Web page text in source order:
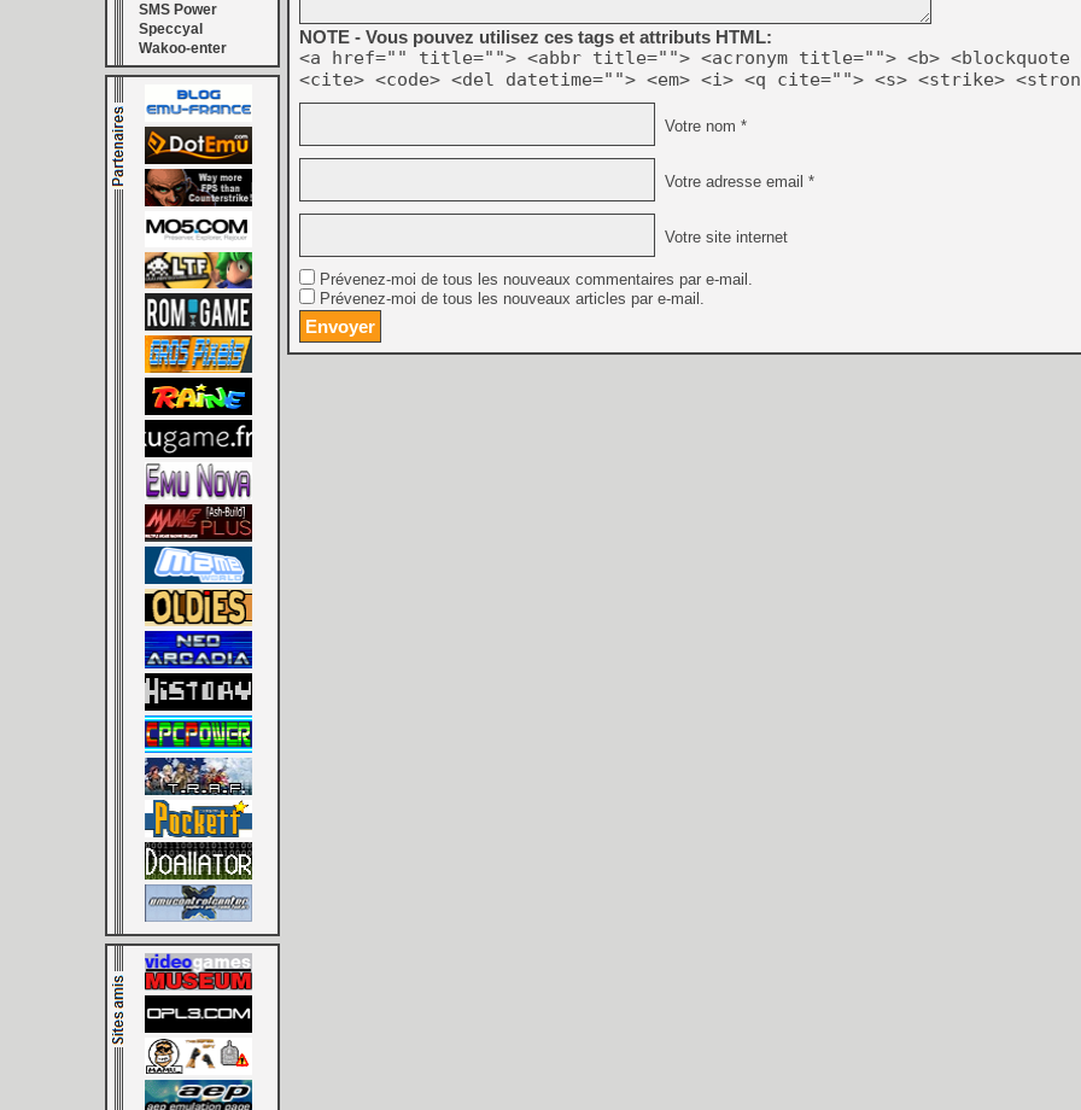
[Mo5] La mini borne
[GK] Atari renoue avec
[GK] Le studio de FIFA
[GK] La PlayStation 1 en
[GK] Dawn of War 4 : les
[GK] CloverPit : l'héritier
[GK] Stellar Blade : Blood
[GK] Palworld Online est
[GK] Wuchang 2 : le
[GK] Test : Big Walk est le
[GK] Starsand Island : la
[GK] La Xbox Series X
[GK] Moonlighter 2 : The
SMS Power
Speccyal
Wakoo-enter
NOTE - Vous pouvez utilisez ces tags et attributs HTML:
<a href="" title=""> <abbr title=""> <acronym title=""> <b> <blockquote
<cite> <code> <del datetime=""> <em> <i> <q cite=""> <s> <strike>
Votre nom *
Votre adresse email *
Votre site internet
Prévenez-moi de tous les nouveaux commentaires par e-mail.
Prévenez-moi de tous les nouveaux articles par e-mail.